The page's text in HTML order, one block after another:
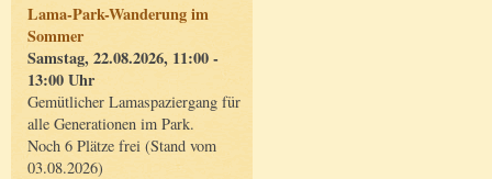
Lama-Park-Wanderung im
Sommer
Samstag, 22.08.2026, 11:00 -
13:00 Uhr
Gemütlicher Lamaspaziergang für
alle Generationen im Park.
Noch 6 Plätze frei (Stand vom
03.08.2026)